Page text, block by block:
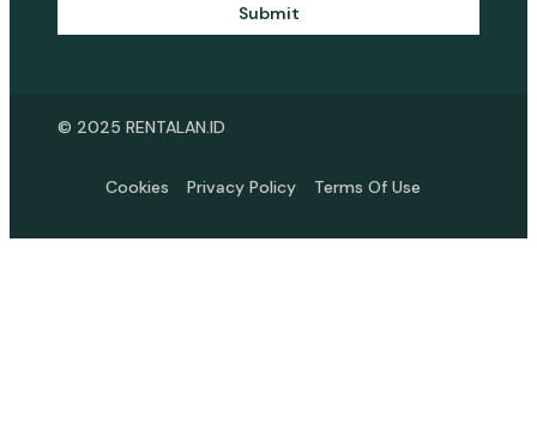
Submit
© 2025 RENTALAN.ID
Cookies Privacy Policy Terms Of Use